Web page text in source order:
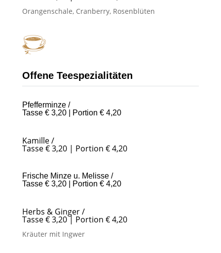
Orangenschale, Cranberry, Rosenblüten
Offene Teespezialitäten
Pfefferminze /
Tasse € 3,20 | Portion € 4,20
Kamille /
Tasse € 3,20 | Portion € 4,20
Frische Minze u. Melisse /
Tasse € 3,20 | Portion € 4,20
Herbs & Ginger /
Tasse € 3,20 | Portion € 4,20
Kräuter mit Ingwer